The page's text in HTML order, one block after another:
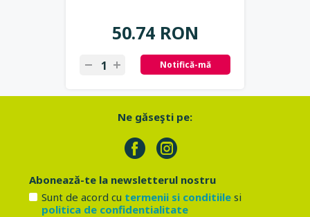
50.74 RON
Notifică-mă
Ne găseşti pe:
Abonează-te la newsletterul nostru
Sunt de acord cu termenii si conditiilesi
politica de confidentialitate